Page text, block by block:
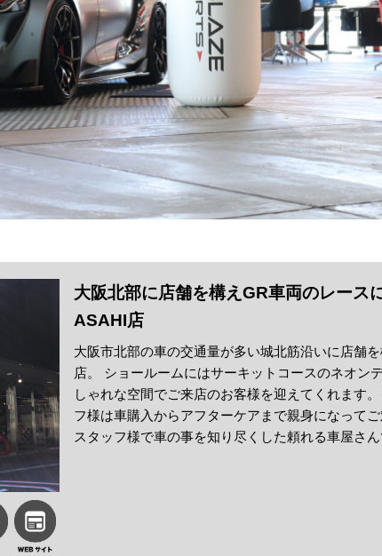
大阪北部に店舗を構えGR車両のレース
ASAHI店
大阪市北部の車の交通量が多い城北筋沿いに店舗を
店。 ショールームにはサーキットコースのネオン
しゃれな空間でご来店のお客様を迎えてくれます
フ様は車購入からアフターケアまで親身になって
スタッフ様で車の事を知り尽くした頼れる車屋さん